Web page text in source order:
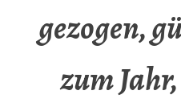
gezogen,
zum